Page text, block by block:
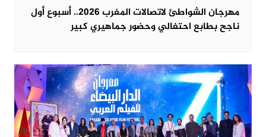
مهرجان الشواطئ لاتصالات المغرب 2026.. أسبوع أول
ناجح بطابع احتفالي وحضور جماهيري كبير